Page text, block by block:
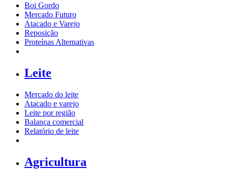
Boi Gordo
Mercado Futuro
Atacado e Varejo
Reposição
Proteínas Alternativas
Leite
Mercado do leite
Atacado e varejo
Leite por região
Balança comercial
Relatório de leite
Agricultura